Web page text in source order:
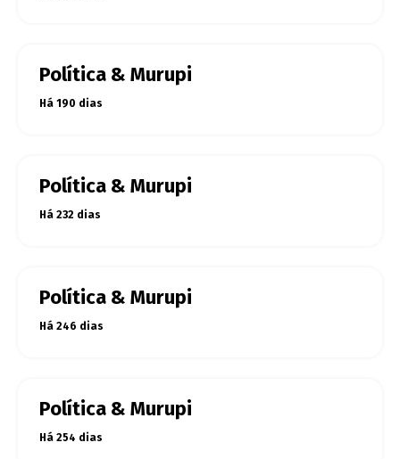
Política & Murupi
Há 190 dias
Política & Murupi
Há 232 dias
Política & Murupi
Há 246 dias
Política & Murupi
Há 254 dias